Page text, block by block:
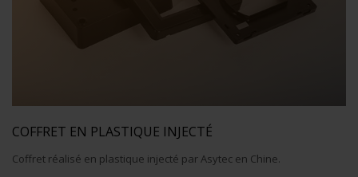
COFFRET EN PLASTIQUE INJECTÉ
Coffret réalisé en plastique injecté par Asytec en Chine.